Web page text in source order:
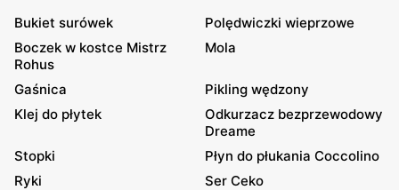
Bukiet surówek
Polędwiczki wieprzowe
Boczek w kostce Mistrz
Rohus
Mola
Gaśnica
Pikling wędzony
Klej do płytek
Odkurzacz bezprzewodowy
Dreame
Stopki
Płyn do płukania Coccolino
Ryki
Ser Ceko